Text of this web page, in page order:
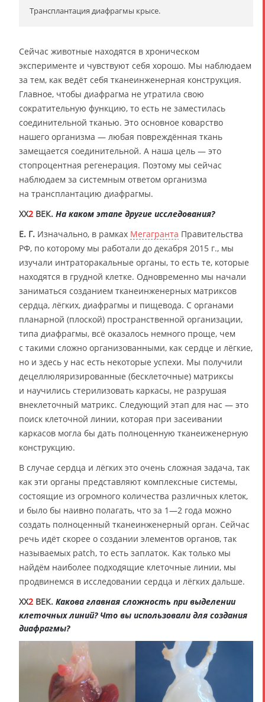
Трансплантация диафрагмы крысе.
Сейчас животные находятся в хроническом
эксперименте и чувствуют себя хорошо. Мы наблюдаем
за тем, как ведёт себя тканеинженерная конструкция.
Главное, чтобы диафрагма не утратила свою
сократительную функцию, то есть не заместилась
соединительной тканью. Это основное коварство
нашего организма — любая повреждённая ткань
замещается соединительной. А наша цель — это
стопроцентная регенерация. Поэтому мы сейчас
наблюдаем за системным ответом организма
на трансплантацию диафрагмы.
XX2 ВЕК. На каком этапе другие исследования?
Е. Г. Изначально, в рамках Мегагранта Правительства
РФ, по которому мы работали до декабря 2015 г., мы
изучали интраторакальные органы, то есть те, которые
находятся в грудной клетке. Одновременно мы начали
заниматься созданием тканеинженерных матриксов
сердца, лёгких, диафрагмы и пищевода. С органами
планарной (плоской) пространственной организации,
типа диафрагмы, всё оказалось немного проще, чем
с такими сложно организованными, как сердце и лёгкие,
но и здесь у нас есть некоторые успехи. Мы получили
децеллюляризированные (бесклеточные) матриксы
и научились стерилизовать каркасы, не разрушая
внеклеточный матрикс. Следующий этап для нас — это
поиск клеточной линии, которая при засеивании
каркасов могла бы дать полноценную тканеиженерную
конструкцию.
В случае сердца и лёгких это очень сложная задача, так
как эти органы представляют комплексные системы,
состоящие из огромного количества различных клеток,
и было бы наивно полагать, что за 1—2 года можно
создать полноценный тканеинженерный орган. Сейчас
речь идёт скорее о создании элементов органов, так
называемых patch, то есть заплаток. Как только мы
найдём наиболее подходящие клеточные линии, мы
продвинемся в исследовании сердца и лёгких дальше.
XX2 ВЕК. Какова главная сложность при выделении
клеточных линий? Что вы использовали для создания
диафрагмы?